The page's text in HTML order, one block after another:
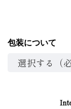
包装について